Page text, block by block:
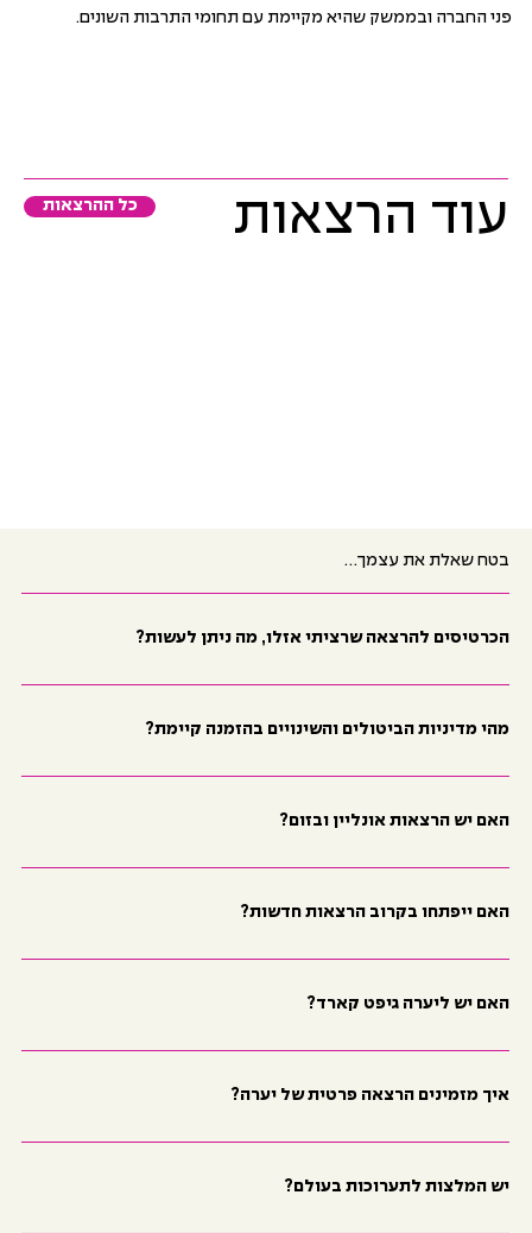
פני החברה ובממשק שהיא מקיימת עם תחומי התרבות השונים.
עוד הרצאות כל ההרצאות
בטח שאלת את עצמך...
הכרטיסים להרצאה שרציתי אזלו, מה ניתן לעשות?
מהי מדיניות הביטולים והשינויים בהזמנה קיימת?
האם יש הרצאות אונליין ובזום?
האם ייפתחו בקרוב הרצאות חדשות?
האם יש ליערה גיפט קארד?
איך מזמינים הרצאה פרטית של יערה?
יש המלצות לתערוכות בעולם?